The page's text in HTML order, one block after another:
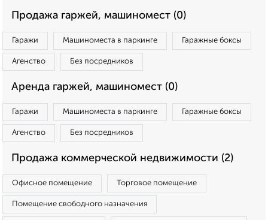
Продажа гаржей, машиномест (0)
Гаражи Машиноместа в паркинге Гаражные боксы
Агенство Без посредников
Аренда гаржей, машиномест (0)
Гаражи Машиноместа в паркинге Гаражные боксы
Агенство Без посредников
Продажа коммерческой недвижимости (2)
Офисное помещение Торговое помещение
Помещение свободного назначения